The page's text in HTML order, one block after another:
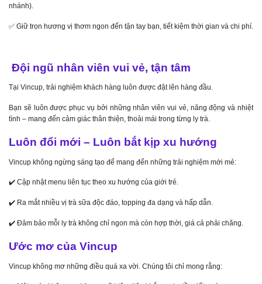
nhánh).
✅ Giữ trọn hương vị thơm ngon đến tận tay bạn, tiết kiệm thời gian và chi phí.
Đội ngũ nhân viên vui vẻ, tận tâm
Tại Vincup, trải nghiệm khách hàng luôn được đặt lên hàng đầu.
Bạn sẽ luôn được phục vụ bởi những nhân viên vui vẻ, năng động và nhiệt
tình – mang đến cảm giác thân thiện, thoải mái trong từng ly trà.
Luôn đổi mới – Luôn bắt kịp xu hướng
Vincup không ngừng sáng tạo để mang đến những trải nghiệm mới mẻ:
✔️ Cập nhật menu liên tục theo xu hướng của giới trẻ.
✔️ Ra mắt nhiều vị trà sữa độc đáo, topping đa dạng và hấp dẫn.
✔️ Đảm bảo mỗi ly trà không chỉ ngon mà còn hợp thời, giá cả phải chăng.
Ước mơ của Vincup
Vincup không mơ những điều quá xa vời. Chúng tôi chỉ mong rằng: